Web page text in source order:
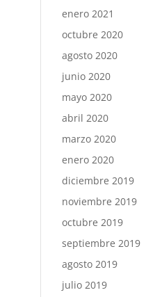
enero 2021
octubre 2020
agosto 2020
junio 2020
mayo 2020
abril 2020
marzo 2020
enero 2020
diciembre 2019
noviembre 2019
octubre 2019
septiembre 2019
agosto 2019
julio 2019